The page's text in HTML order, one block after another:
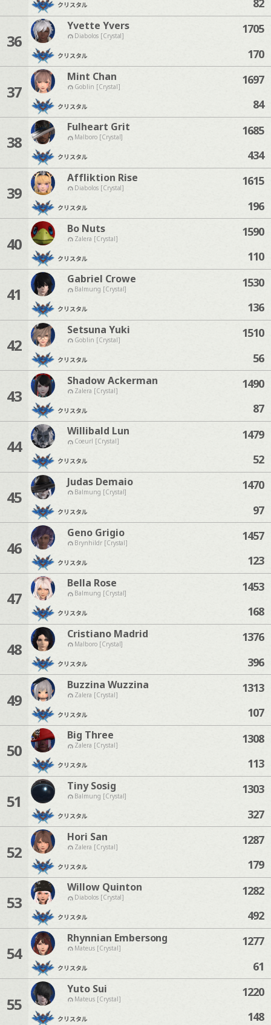
クリスタル 82
36
Yvette Yvers
Diabolos [Crystal]
クリスタル
1705
170
37
Mint Chan
Goblin [Crystal]
クリスタル
1697
84
38
Fulheart Grit
Malboro [Crystal]
クリスタル
1685
434
39
Affliktion Rise
Diabolos [Crystal]
クリスタル
1615
196
40
Bo Nuts
Zalera [Crystal]
クリスタル
1590
110
41
Gabriel Crowe
Balmung [Crystal]
クリスタル
1530
136
42
Setsuna Yuki
Goblin [Crystal]
クリスタル
1510
56
43
Shadow Ackerman
Zalera [Crystal]
クリスタル
1490
87
44
Willibald Lun
Coeurl [Crystal]
クリスタル
1479
52
45
Judas Demaio
Balmung [Crystal]
クリスタル
1470
97
46
Geno Grigio
Brynhildr [Crystal]
クリスタル
1457
123
47
Bella Rose
Balmung [Crystal]
クリスタル
1453
168
48
Cristiano Madrid
Malboro [Crystal]
クリスタル
1376
396
49
Buzzina Wuzzina
Zalera [Crystal]
クリスタル
1313
107
50
Big Three
Zalera [Crystal]
クリスタル
1308
113
51
Tiny Sosig
Balmung [Crystal]
クリスタル
1303
327
52
Hori San
Zalera [Crystal]
クリスタル
1287
179
53
Willow Quinton
Diabolos [Crystal]
クリスタル
1282
492
54
Rhynnian Embersong
Mateus [Crystal]
クリスタル
1277
61
55
Yuto Sui
Mateus [Crystal]
クリスタル
1220
148